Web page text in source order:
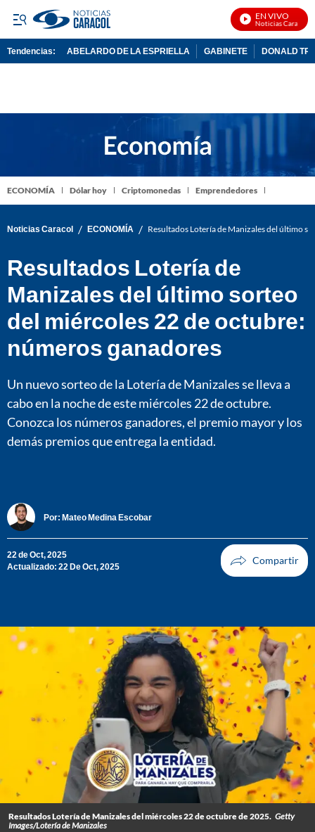
EN VIVO
Noticias Caracol En
Tendencias: ABELARDO DE LA ESPRIELLA GABINETE DONALD
ECONOMÍA Dólar hoy Criptomonedas Emprendedores
Noticias Caracol / ECONOMÍA / Resultados Lotería de Manizales del último
Resultados Lotería de
Manizales del último sorteo
del miércoles 22 de octubre:
números ganadores
Un nuevo sorteo de la Lotería de Manizales se lleva a
cabo en la noche de este miércoles 22 de octubre.
Conozca los números ganadores, el premio mayor y los
demás premios que entrega la entidad.
Por: Mateo Medina Escobar
22 de Oct, 2025
Actualizado: 22 De Oct, 2025
Resultados Lotería de Manizales del miércoles 22 de octubre de 2025. Getty
Images/Lotería de Manizales